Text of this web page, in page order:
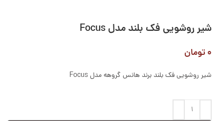
شیر روشویی فک بلند مدل Focus
۰تومان
شیر روشویی فک بلند برند هانس گروهه مدل Focus